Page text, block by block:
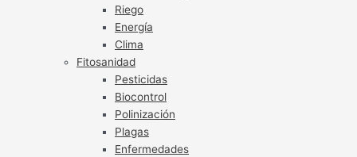
Riego
Energía
Clima
Fitosanidad
Pesticidas
Biocontrol
Polinización
Plagas
Enfermedades